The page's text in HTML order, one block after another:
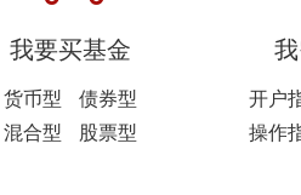
我要买基金
货币型
债券型
混合型
股票型
开户
操作